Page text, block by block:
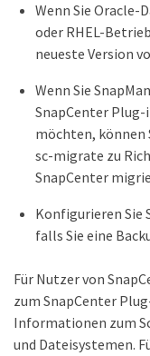
Wenn Sie Oracle-
oder RHEL-
neueste Version
Wenn Sie
SnapCenter
möchten, können
sc-migrate zu
SnapCenter
Konfigurieren Sie
falls Sie eine
Für Nutzer von
zum SnapCenter
Informationen zum
und Dateisystemen.